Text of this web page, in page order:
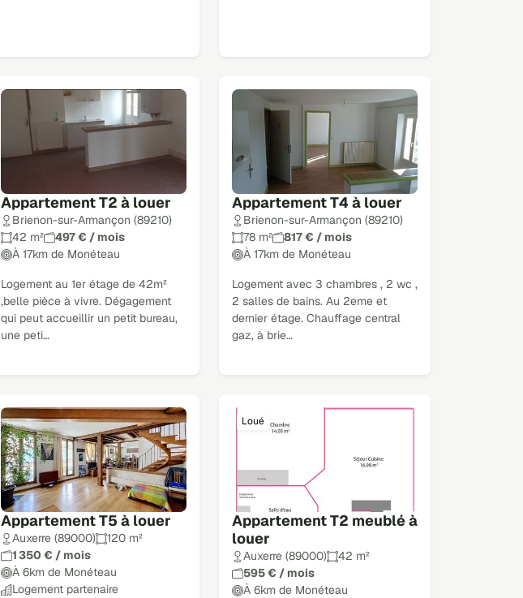
Appartement T2 à louer
Brienon-sur-Armançon (89210)
42 m²
497 € / mois
À 17km de Monéteau
Logement au 1er étage de 42m²
,belle pièce à vivre. Dégagement
qui peut accueillir un petit bureau,
une peti…
Appartement T4 à louer
Brienon-sur-Armançon (89210)
78 m²
817 € / mois
À 17km de Monéteau
Logement avec 3 chambres , 2 wc ,
2 salles de bains. Au 2eme et
dernier étage. Chauffage central
gaz, à brie…
Appartement T5 à louer
Auxerre (89000)
120 m²
1 350 € / mois
À 6km de Monéteau
Logement partenaire
Appartement T2 meublé à
louer
Loué
Auxerre (89000)
42 m²
595 € / mois
À 6km de Monéteau